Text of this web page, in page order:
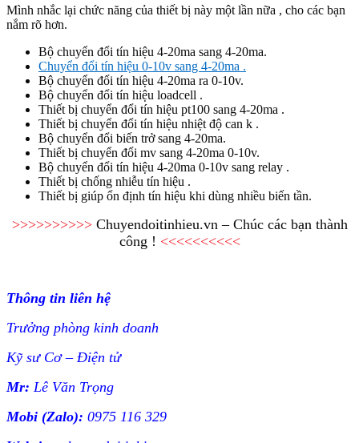
Mình nhắc lại chức năng của thiết bị này một lần nữa , cho các bạn
nắm rõ hơn.
Bộ chuyển đổi tín hiệu 4-20ma sang 4-20ma.
Chuyển đổi tín hiệu 0-10v sang 4-20ma .
Bộ chuyển đổi tín hiệu 4-20ma ra 0-10v.
Bộ chuyển đổi tín hiệu loadcell .
Thiết bị chuyển đổi tín hiệu pt100 sang 4-20ma .
Thiết bị chuyển đổi tín hiệu nhiệt độ can k .
Bộ chuyển đổi biến trở sang 4-20ma.
Thiết bị chuyển đổi mv sang 4-20ma 0-10v.
Bộ chuyển đổi tín hiệu 4-20ma 0-10v sang relay .
Thiết bị chống nhiễu tín hiệu .
Thiết bị giúp ổn định tín hiệu khi dùng nhiều biến tần.
>>>>>>>>>>Chuyendoitinhieu.vn – Chúc các bạn thành
công ! <<<<<<<<<<
Thông tin liên hệ
Trưởng phòng kinh doanh
Kỹ sư Cơ – Điện tử
Mr: Lê Văn Trọng
Mobi (Zalo): 0975 116 329